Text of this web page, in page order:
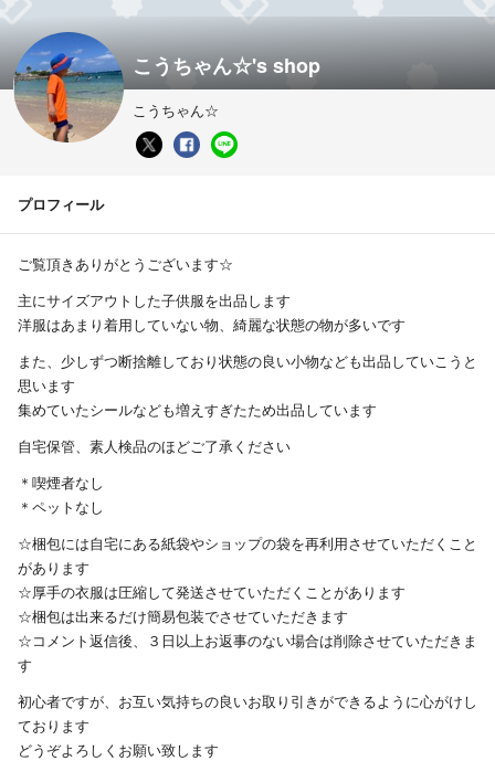
こうちゃん☆'s shop
こうちゃん☆
プロフィール
ご覧頂きありがとうございます☆
主にサイズアウトした子供服を出品します
洋服はあまり着用していない物、綺麗な状態の物が多いです
また、少しずつ断捨離しており状態の良い小物なども出品していこうと
思います
集めていたシールなども増えすぎたため出品しています
自宅保管、素人検品のほどご了承ください
＊喫煙者なし
＊ペットなし
☆梱包には自宅にある紙袋やショップの袋を再利用させていただくこと
があります
☆厚手の衣服は圧縮して発送させていただくことがあります
☆梱包は出来るだけ簡易包装でさせていただきます
☆コメント返信後、３日以上お返事のない場合は削除させていただきま
す
初心者ですが、お互い気持ちの良いお取り引きができるように心がけし
ております
どうぞよろしくお願い致します